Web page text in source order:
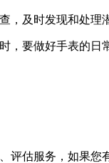
，及时发现和处理
要做好手表的日
评估服务，如果您